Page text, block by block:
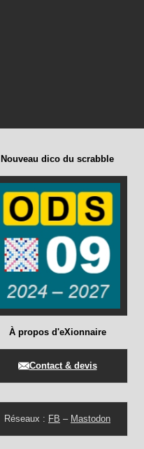
Nouveau dico du scrabble
À propos d'eXionnaire
Contact & devis
Réseaux : FB – Mastodon